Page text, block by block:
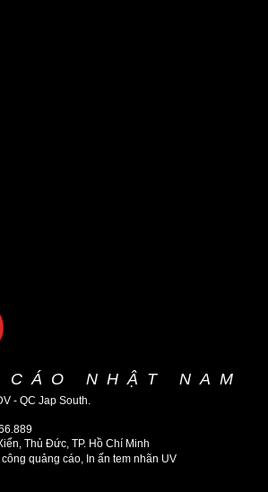
CÁO NHẬT NAM
- QC Jap South.
Thủ Đức, TP. Hồ Chí Minh
quảng cáo, In ấn tem nhãn UV